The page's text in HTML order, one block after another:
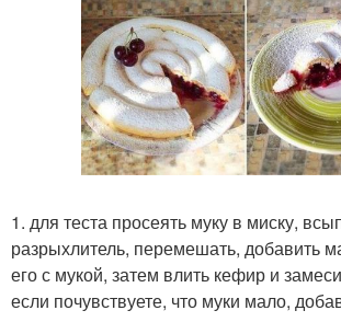
1. для теста просеять муку в миску,
разрыхлитель, перемешать, добавить
его с мукой, затем влить кефир и
если почувствуете, что муки мало,